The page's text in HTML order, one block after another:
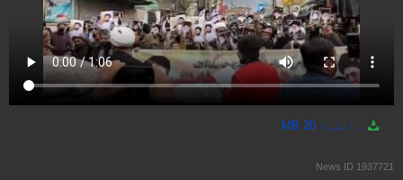
دانلوڈ 20 MB
News ID 1937721